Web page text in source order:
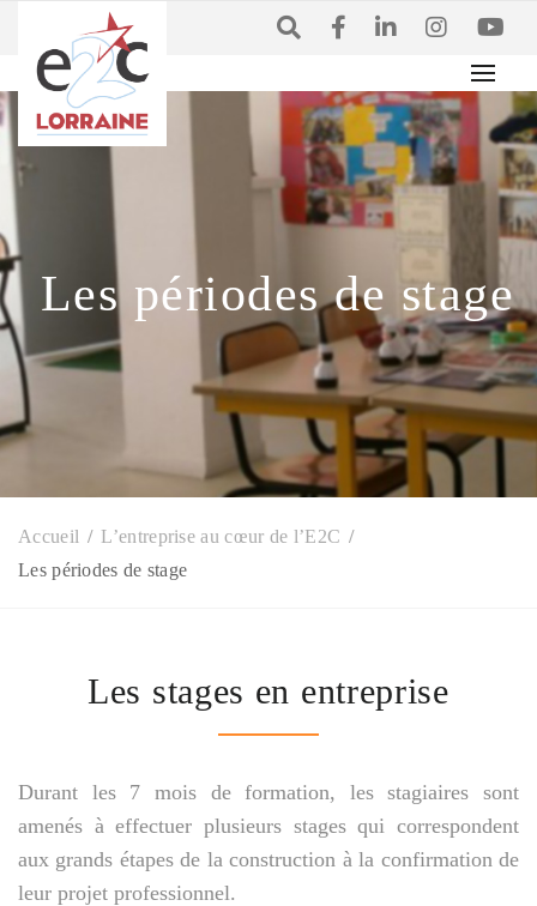
Accueil
L’entreprise au cœur de l’E2C
Les périodes de stage
Les périodes de stage
Les stages en entreprise
Durant les 7 mois de formation, les stagiaires sont
amenés à effectuer plusieurs stages qui correspondent
aux grands étapes de la construction à la confirmation de
leur projet professionnel.